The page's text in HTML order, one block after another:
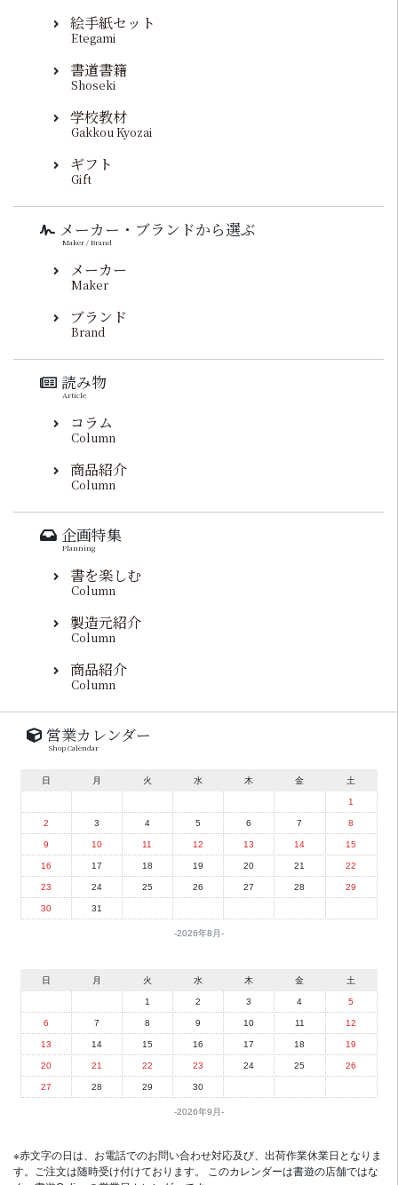
絵手紙セット
Etegami
書道書籍
Shoseki
学校教材
Gakkou Kyozai
ギフト
Gift
メーカー・ブランドから選ぶ
Maker / Brand
メーカー
Maker
ブランド
Brand
読み物
Article
コラム
Column
商品紹介
Column
企画特集
Planning
書を楽しむ
Column
製造元紹介
Column
商品紹介
Column
営業カレンダー
Shop Calendar
2026年8月
日 月 火 水 木 金 土
1
2 3 4 5 6 7 8
9 10 11 12 13 14 15
16 17 18 19 20 21 22
23 24 25 26 27 28 29
30 31
2026年9月
日 月 火 水 木 金 土
1 2 3 4 5
6 7 8 9 10 11 12
13 14 15 16 17 18 19
20 21 22 23 24 25 26
27 28 29 30
※赤文字の日は、お電話でのお問い合わせ対応及び、出荷作業休業日となりま
す。ご注文は随時受け付けております。 このカレンダーは書遊の店舗ではな